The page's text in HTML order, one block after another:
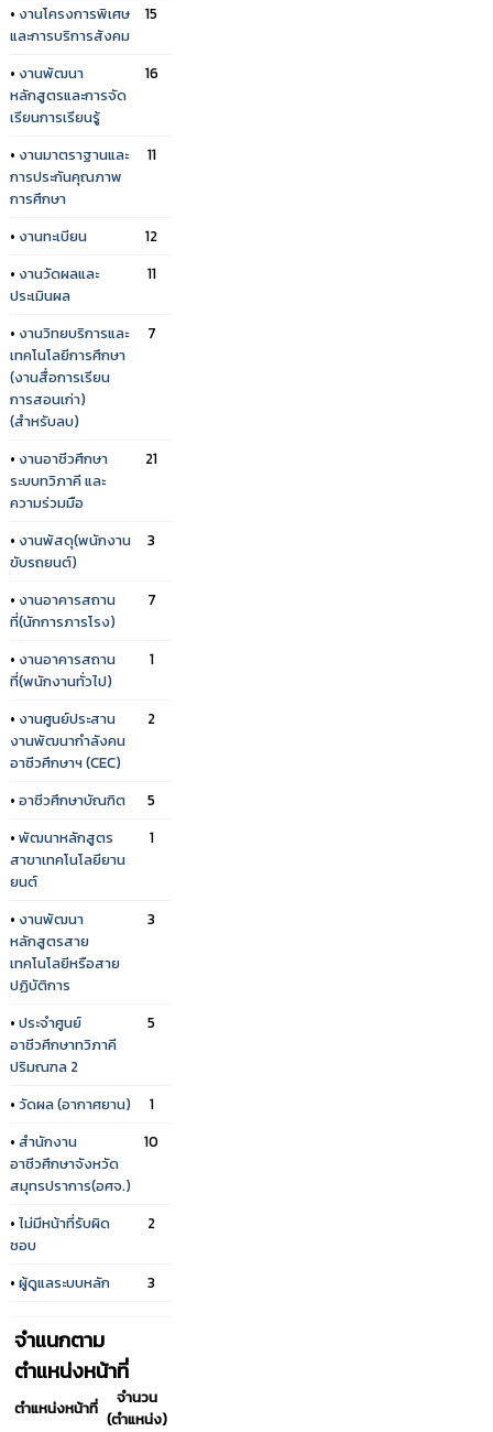
• งานโครงการพิเศษ
และการบริการสังคม
15
• งานพัฒนา
หลักสูตรและการจัด
เรียนการเรียนรู้
16
• งานมาตราฐานและ
การประกันคุณภาพ
การศึกษา
11
• งานทะเบียน
12
• งานวัดผลและ
ประเมินผล
11
• งานวิทยบริการและ
เทคโนโลยีการศึกษา
(งานสื่อการเรียน
การสอนเก่า)
(สำหรับลบ)
7
• งานอาชีวศึกษา
ระบบทวิภาคี และ
ความร่วมมือ
21
• งานพัสดุ(พนักงาน
ขับรถยนต์)
3
• งานอาคารสถาน
ที่(นักการภารโรง)
7
• งานอาคารสถาน
ที่(พนักงานทั่วไป)
1
• งานศูนย์ประสาน
งานพัฒนากำลังคน
อาชีวศึกษาฯ (CEC)
2
• อาชีวศึกษาบัณฑิต
5
• พัฒนาหลักสูตร
สาขาเทคโนโลยียาน
ยนต์
1
• งานพัฒนา
หลักสูตรสาย
เทคโนโลยีหรือสาย
ปฏิบัติการ
3
• ประจำศูนย์
อาชีวศึกษาทวิภาคี
ปริมณฑล 2
5
• วัดผล (อากาศยาน)
1
• สำนักงาน
อาชีวศึกษาจังหวัด
สมุทรปราการ(อศจ.)
10
• ไม่มีหน้าที่รับผิด
ชอบ
2
• ผู้ดูแลระบบหลัก 3
จำแนกตาม
ตำแหน่งหน้าที่
ตำแหน่งหน้าที่
จำนวน
(ตำแหน่ง)